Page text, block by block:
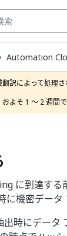
Automation
訳によって処理
よそ 1 ～ 2 週間で
に到達す
機密データ
時にデー